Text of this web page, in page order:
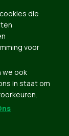
die
voor
we ook
in staat om